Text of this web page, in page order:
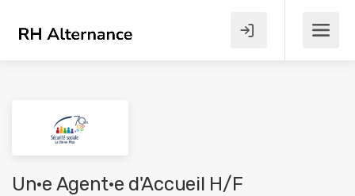
Un·e Agent·e d'Accueil H/F